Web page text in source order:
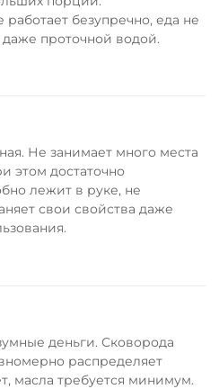
безупречно, еда не
проточной водой.
Не занимает много места
этом достаточно
лежит в руке, не
свои свойства даже
деньги. Сковорода
распределяет
масла требуется минимум.